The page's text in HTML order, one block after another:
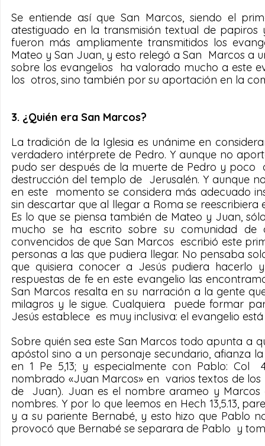
Se entiende así que San Marcos, siendo el
atestiguado en la transmisión textual de
fueron más ampliamente transmitidos los
Mateo y San Juan, y esto relegó a San  Marcos a
sobre los evangelios  ha valorado mucho a este
los  otros, sino también por su aportación en la
3. ¿Quién era San Marcos?
La tradición de la Iglesia es unánime en
verdadero intérprete de Pedro. Y aunque no
pudo ser después de la muerte de Pedro y poco
destrucción del templo de  Jerusalén. Y aunque
en este  momento se considera más adecuado
sin descartar que al llegar a Roma se
Es lo que se piensa también de Mateo y Juan,
mucho se ha escrito sobre su comunidad de
convencidos de que San Marcos  escribió este
personas a las que pudiera llegar. No pensaba
que quisiera conocer a Jesús pudiera hacerlo
respuestas de fe en este evangelio las
San Marcos resalta en su narración a la gente
milagros y le sigue. Cualquiera  puede formar
Jesús establece  es muy inclusiva: el evangelio
Sobre quién sea este San Marcos todo apunta a
apóstol sino a un personaje secundario, afianza
en 1 Pe 5,13; y especialmente con Pablo: Col
nombrado «Juan Marcos» en  varios textos de los
de  Juan). Juan es el nombre arameo y
nombres. Y por lo que leemos en Hech 13,5.13,
y a su pariente Bernabé, y esto hizo que Pablo
provocó que Bernabé se separara de Pablo  y